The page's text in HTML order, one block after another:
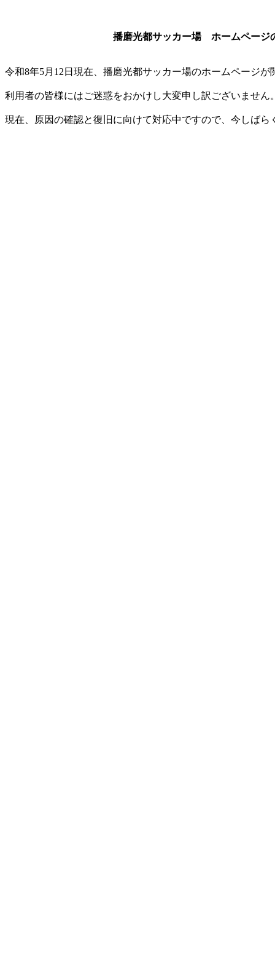
播磨光都サッカー場 ホームページの不
令和8年5月12日現在、播磨光都サッカー場のホームページ
利用者の皆様にはご迷惑をおかけし大変申し訳ございません
現在、原因の確認と復旧に向けて対応中ですので、今しば